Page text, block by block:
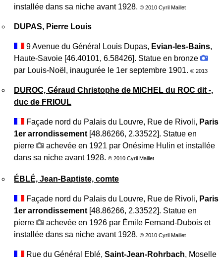
installée dans sa niche avant 1928. © 2010 Cyril Maillet
DUPAS, Pierre Louis
9 Avenue du Général Louis Dupas, Evian-les-Bains,
Haute-Savoie [46.40101, 6.58426]. Statue en bronze
par Louis-Noël, inaugurée le 1er septembre 1901. © 2013
DUROC, Géraud Christophe de MICHEL du ROC dit -,
duc de FRIOUL
Façade nord du Palais du Louvre, Rue de Rivoli, Paris
1er arrondissement [48.86266, 2.33522]. Statue en
pierre
achevée en 1921 par Onésime Hulin et installée
dans sa niche avant 1928. © 2010 Cyril Maillet
ÉBLÉ, Jean-Baptiste, comte
Façade nord du Palais du Louvre, Rue de Rivoli, Paris
1er arrondissement [48.86266, 2.33522]. Statue en
pierre
achevée en 1926 par Émile Fernand-Dubois et
installée dans sa niche avant 1928. © 2010 Cyril Maillet
Rue du Général Eblé, Saint-Jean-Rohrbach, Moselle